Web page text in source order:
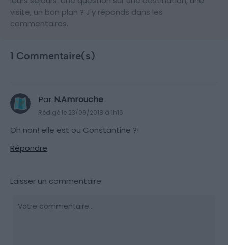
visite, un bon plan ? J'y réponds dans les
commentaires.
1 Commentaire(s)
Par N.Amrouche
Rédigé le 23/09/2018 à 1h16
Oh non! elle est ou Constantine ?!
Répondre
Laisser un commentaire